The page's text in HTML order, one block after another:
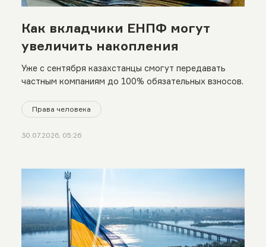
Как вкладчики ЕНПФ могут
увеличить накопления
Уже с сентября казахстанцы смогут передавать
частным компаниям до 100% обязательных взносов.
Права человека
30.07.2026, 05:26